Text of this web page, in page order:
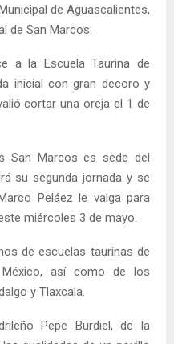
de Aguascalientes,
de San Marcos.
a la Escuela Taurina de
inicial con gran decoro y
cortar una oreja el 1 de
San Marcos es sede del
su segunda jornada y se
Peláez le valga para
miércoles 3 de mayo.
de escuelas taurinas de
México, así como de los
y Tlaxcala.
Pepe Burdiel, de la